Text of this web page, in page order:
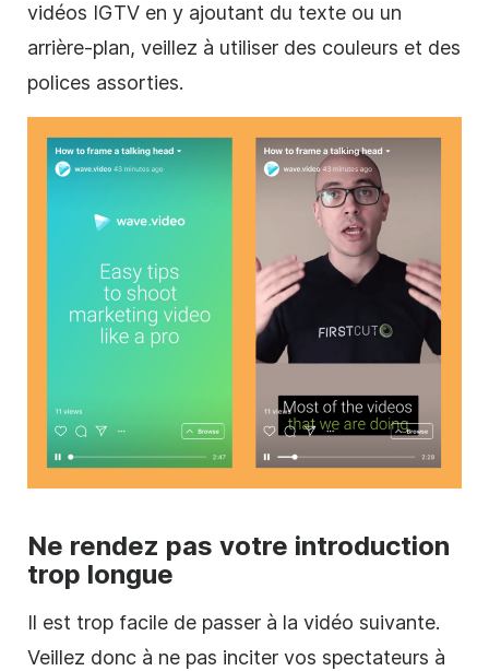
vidéos IGTV en y ajoutant du texte ou un
arrière-plan, veillez à utiliser des couleurs et des
polices assorties.
Ne rendez pas votre introduction
trop longue
Il est trop facile de passer à la vidéo suivante.
Veillez donc à ne pas inciter vos spectateurs à